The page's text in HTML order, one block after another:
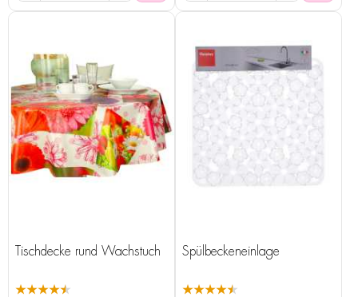
Tischdecke rund Wachstuch
★★★★★
Spülbeckeneinlage
★★★★★